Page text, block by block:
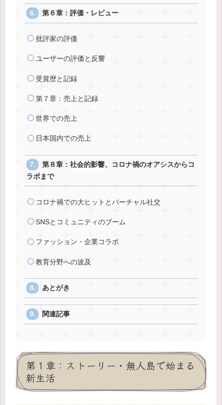
第６章：評価・レビュー
批評家の評価
ユーザーの評価と反響
受賞歴と記録
第７章：売上と記録
世界での売上
日本国内での売上
第８章：社会的影響、コロナ禍のオアシスからコ
ラボまで
コロナ禍での大ヒットとバーチャル社交
SNSとコミュニティのブーム
ファッション・企業コラボ
教育分野への波及
あとがき
関連記事
第１章：ストーリー・無人島で始まる
新生活